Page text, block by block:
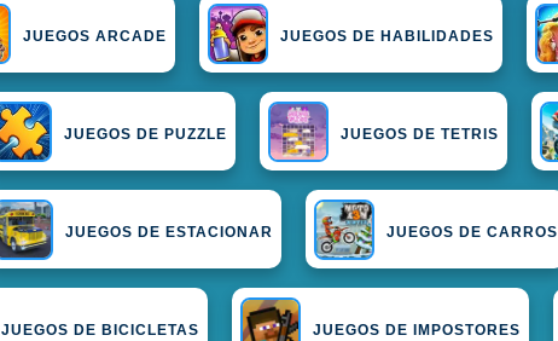
JUEGOS ARCADE JUEGOS DE HABILIDADES
JUEGOS DE PUZZLE JUEGOS DE TETRIS
JUEGOS DE ESTACIONAR JUEGOS DE CARROS
JUEGOS DE BICICLETAS JUEGOS DE IMPOSTORES